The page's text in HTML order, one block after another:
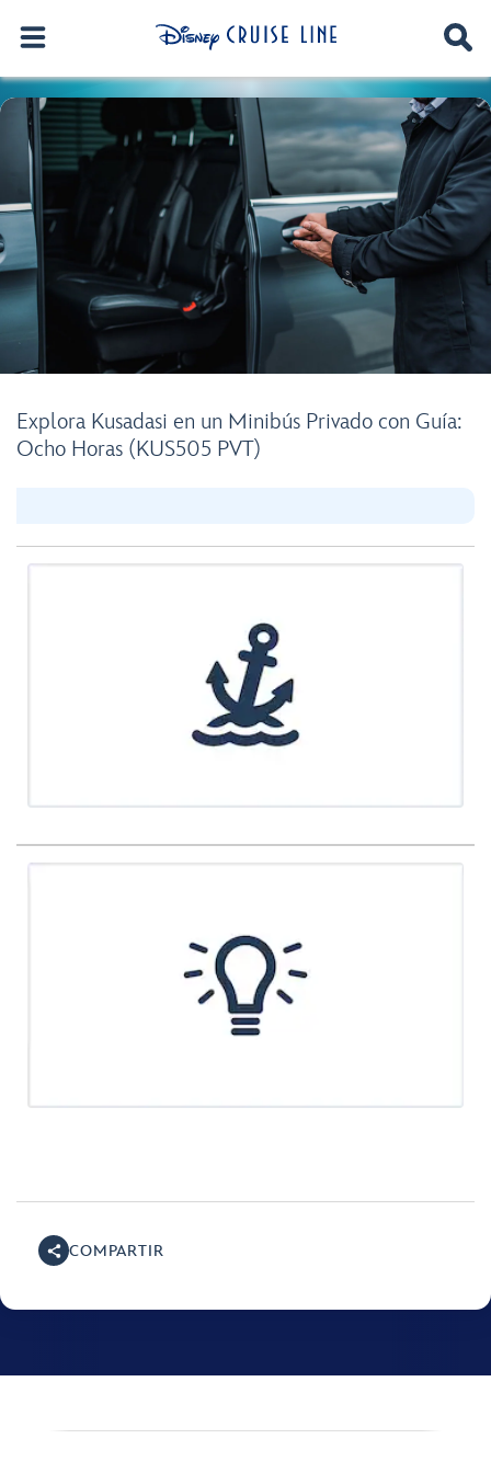
Explora Kusadasi en un Minibús Privado con Guía:
Ocho Horas (KUS505 PVT)
COMPARTIR